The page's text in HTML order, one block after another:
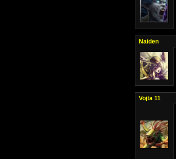
Naiden
Vojta 11